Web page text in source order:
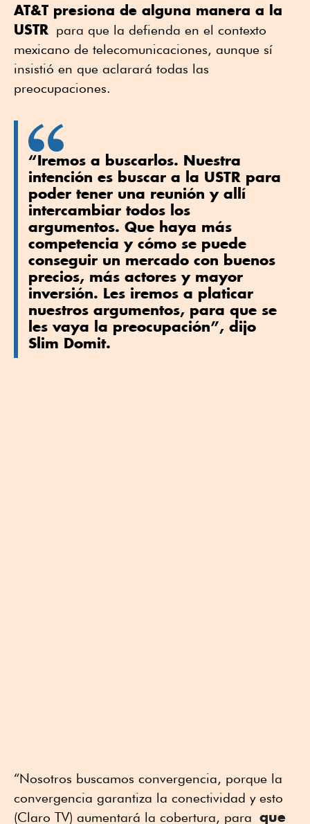
AT&T presiona de alguna manera a la
USTR para que la defienda en el contexto
mexicano de telecomunicaciones, aunque sí
insistió en que aclarará todas las
preocupaciones.
“Iremos a buscarlos. Nuestra
intención es buscar a la USTR para
poder tener una reunión y allí
intercambiar todos los
argumentos. Que haya más
competencia y cómo se puede
conseguir un mercado con buenos
precios, más actores y mayor
inversión. Les iremos a platicar
nuestros argumentos, para que se
les vaya la preocupación”, dijo
Slim Domit.
“Nosotros buscamos convergencia, porque la
convergencia garantiza la conectividad y esto
(Claro TV) aumentará la cobertura, para que